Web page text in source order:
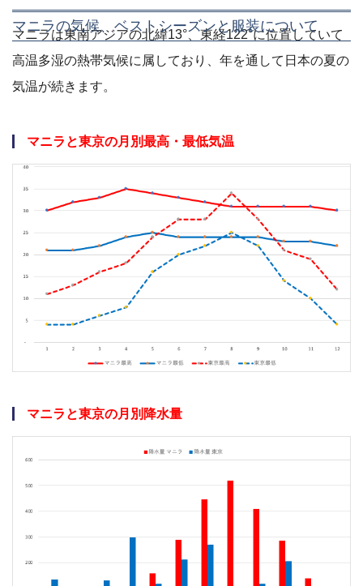
マニラの気候、ベストシーズンと服装について
マニラは東南アジアの北緯13°、東経122°に位置していて
高温多湿の熱帯気候に属しており、年を通して日本の夏の
気温が続きます。
マニラと東京の月別最高・最低気温
マニラと東京の月別降水量